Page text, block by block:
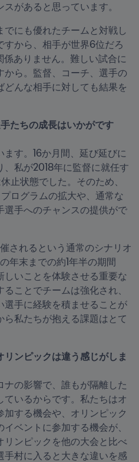
があると思っています。
にも優れたチームと対戦し
すから、相手が世界6位だろ
係ありません。難しい試合に
ら。監督、コーチ、選手の
んな相手に対しても結果を
たちの成長はいかがです
す。16か月間、延び延びに
私が2018年に監督に就任す
止状態でした。そのため、
ログラムの拡大や、通常な
選手へのチャンスの提供がで
されるという通常のシナリオ
年末までの約1年半の期間
いことを体験させる重要な
ことでチームは強化され、
選手に経験を積ませることが
私たちが抱える課題はとて
ンピックは違う感じがしま
の影響で、誰もが隔離した
いるからです。私たちはオ
加する機会や、オリンピック
ベントに参加する機会が、
リンピックを他の大会と比べ
手村に入ると大きな違いを感